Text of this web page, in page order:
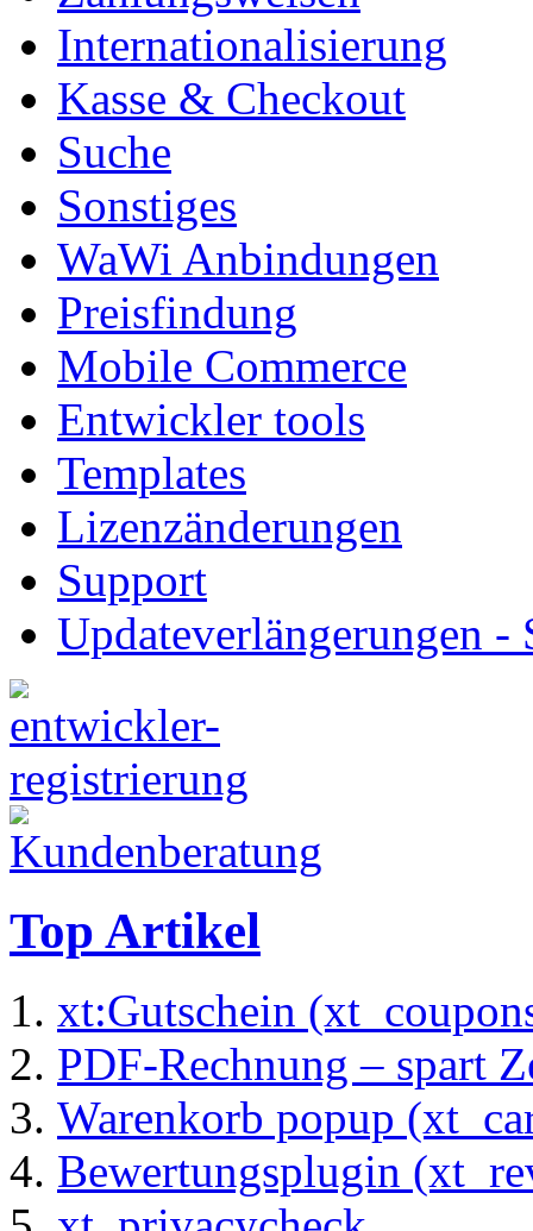
Internationalisierung
Kasse & Checkout
Suche
Sonstiges
WaWi Anbindungen
Preisfindung
Mobile Commerce
Entwickler tools
Templates
Lizenzänderungen
Support
Updateverlängerungen -
Top Artikel
xt:Gutschein
PDF-Rechnung – spart
Warenkorb popup
Bewertungsplugin